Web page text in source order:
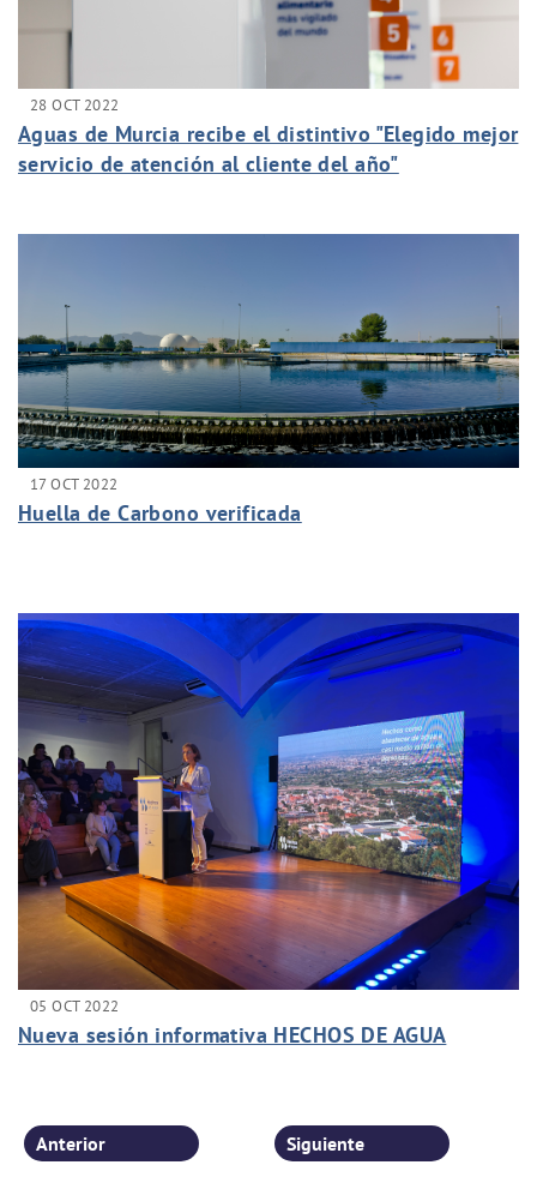
28 OCT 2022
Aguas de Murcia recibe el distintivo "Elegido mejor
servicio de atención al cliente del año"
17 OCT 2022
Huella de Carbono verificada
05 OCT 2022
Nueva sesión informativa HECHOS DE AGUA
Anterior Siguiente